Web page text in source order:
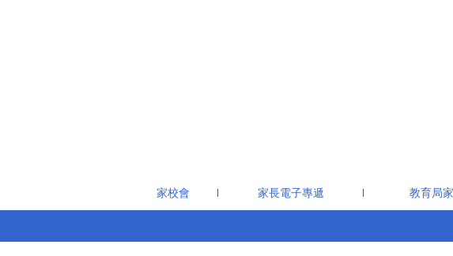
家校會 家長電子專遞 教育局